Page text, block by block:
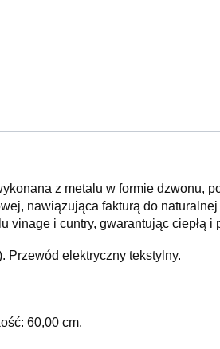
z metalu w formie dzwonu,
nawiązująca fakturą do
vinage i cuntry, gwarantując ciepłą i
Przewód elektryczny tekstylny.
60,00 cm.